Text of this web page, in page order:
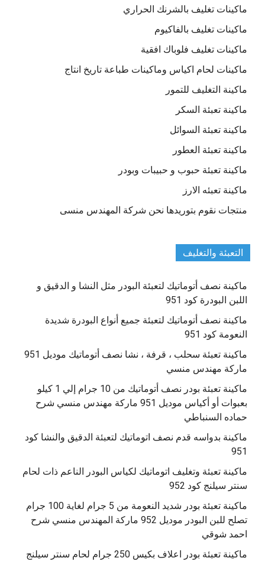
ماكينات تغليف بالشرنك الحراري
ماكينات تغليف بالفاكيوم
ماكينات تغليف فلوباك افقية
ماكينات لحام اكياس وماكينات طباعة تاريخ انتاج
ماكينة التغليف للتمور
ماكينة تعبئة السكر
ماكينة تعبئة السوائل
ماكينة تعبئة العطور
ماكينة تعبئة حبوب و حبيبات وبودر
ماكينة تعبئه الارز
منتجات نقوم بتوريدها نحن شركة المهندس منسى
التعبئة والتغليف
ماكينة نصف أتوماتيك لتعبئة البودر مثل النشا و الدقيق و
اللبن البودرة كود 951
ماكينة نصف أتوماتيك لتعبئة جميع أنواع البودرة شديدة
النعومة كود 951
ماكينة تعبئة سحلب ، قرفة ، نشا نصف أتوماتيك موديل 951
ماركة مهندس منسي
ماكينة تعبئة بودر نصف أتوماتيك من 10 جرام إلي 1 كيلو
بعبوات أو أكياس موديل 951 ماركة مهندس منسي شرح
حماده السنباطي
ماكينة بدواسه قدم نصف اتوماتيك لتعبئة الدقيق والنشا كود
951
ماكينة تعبئة وتغليف اتوماتيك لكياس البودر الناعم ذات لحام
سنتر سيلنج كود 952
ماكينة تعبئة بودر شديد النعومة من 5 جرام لغاية 100 جرام
تصلح للبن البودر موديل 952 ماركة المهندس منسي شرح
احمد شوقي
ماكينة تعبئة بودر اعلاف بكيس 250 جرام لحام سنتر سيلنج